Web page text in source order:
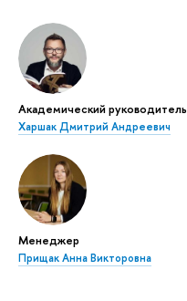
Академический руководитель
Харшак Дмитрий Андреевич
Менеджер
Прищак Анна Викторовна